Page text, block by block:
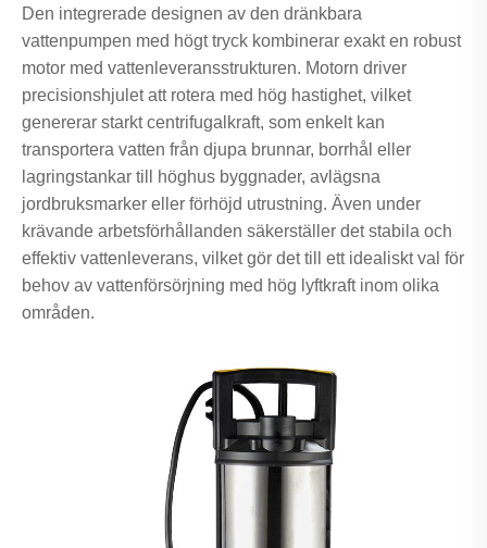
Den integrerade designen av den dränkbara
vattenpumpen med högt tryck kombinerar exakt en robust
motor med vattenleveransstrukturen. Motorn driver
precisionshjulet att rotera med hög hastighet, vilket
genererar starkt centrifugalkraft, som enkelt kan
transportera vatten från djupa brunnar, borrhål eller
lagringstankar till höghus byggnader, avlägsna
jordbruksmarker eller förhöjd utrustning. Även under
krävande arbetsförhållanden säkerställer det stabila och
effektiv vattenleverans, vilket gör det till ett idealiskt val för
behov av vattenförsörjning med hög lyftkraft inom olika
områden.